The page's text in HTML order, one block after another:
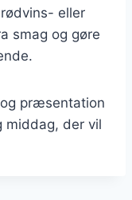
rødvins- eller
smag og gøre
præsentation
middag, der vil